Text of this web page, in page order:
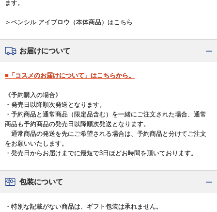
ます。
＞ ペンシル アイブロウ（本体商品） はこちら
お届けについて
■「コスメのお届けについて」はこちらから。
《予約購入の場合》
・発売日以降順次発送となります。
・予約商品と通常商品（限定品含む）を一緒にご注文された場合、通常
商品も予約商品の発売日以降順次発送となります。
通常商品の発送を先にご希望される場合は、予約商品と分けてご注文
をお願いいたします。
・発売日からお届けまでに最短で3日ほどお時間を頂いております。
包装について
・特別な記載がない商品は、ギフト包装は承れません。